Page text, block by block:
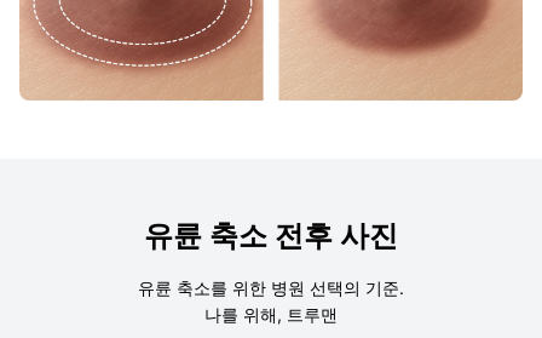
유륜 축소 전후 사진
유륜 축소를 위한 병원 선택의 기준.
나를 위해, 트루맨